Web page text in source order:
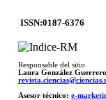
ISSN:0187-6376
Responsable del sitio
Laura González Guerrero
Asesor técnico: e-